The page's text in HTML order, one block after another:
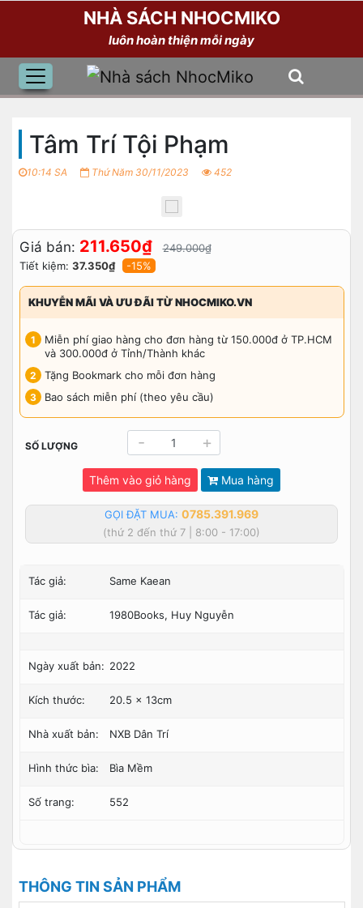
NHÀ SÁCH NHOCMIKO
luôn hoàn thiện mỗi ngày
Tâm Trí Tội Phạm
10:14 SA Thứ Năm 30/11/2023 452
Giá bán: 211.650₫
249.000₫
Tiết kiệm: 37.350₫ -15%
KHUYỄN MÃI VÀ ƯU ĐÃI TỪ NHOCMIKO.VN
Miễn phí giao hàng cho đơn hàng từ 150.000đ ở TP.HCM
và 300.000đ ở Tỉnh/Thành khác
Tặng Bookmark cho mỗi đơn hàng
Bao sách miễn phí (theo yêu cầu)
SỐ LƯỢNG - +
Thêm vào giỏ hàng Mua hàng
GỌI ĐẶT MUA: 0785.391.969
(thứ 2 đến thứ 7 | 8:00 - 17:00)
Tác giả: Same Kaean
Tác giả: 1980Books, Huy Nguyễn
Ngày xuất bản: 2022
Kích thước: 20.5 x 13cm
Nhà xuất bản: NXB Dân Trí
Hình thức bìa: Bìa Mềm
Số trang: 552
THÔNG TIN SẢN PHẨM